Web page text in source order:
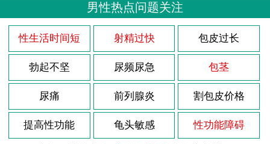
男性热点问题关注
性生活时间短 射精过快 包皮过长
勃起不坚 尿频尿急 包茎
尿痛 前列腺炎 割包皮价格
提高性功能 龟头敏感 性功能障碍